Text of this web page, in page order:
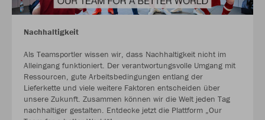
Nachhaltigkeit
Als Teamsportler wissen wir, dass Nachhaltigkeit nicht im
Alleingang funktioniert. Der verantwortungsvolle Umgang mit
Ressourcen, gute Arbeitsbedingungen entlang der
Lieferkette und viele weitere Faktoren entscheiden über
unsere Zukunft. Zusammen können wir die Welt jeden Tag
nachhaltiger gestalten. Entdecke jetzt die Plattform „Our